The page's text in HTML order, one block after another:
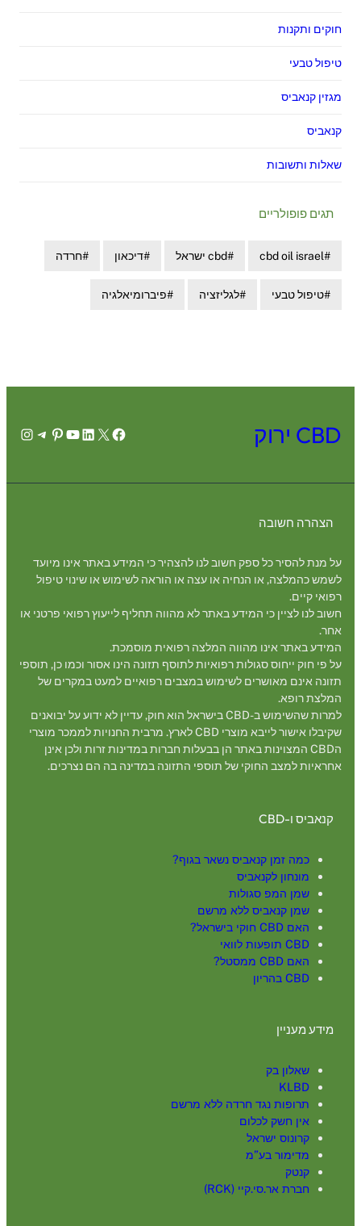
חוקים ותקנות
טיפול טבעי
מגזין קנאביס
קנאביס
שאלות ותשובות
תגים פופולריים
cbd oil israel cbd ישראל דיכאון חרדה
טיפול טבעי לגליזציה פיברומיאלגיה
CBD ירוק Facebook
X
LinkedIn
YouTube
Pinterest
הצהרה חשובה
על מנת להסיר כל ספק חשוב לנו להצהיר כי המידע באתר אינו מיועד
לשמש כהמלצה, או הנחיה או עצה או הוראה לשימוש או שינוי טיפול
רפואי קיים.
חשוב לנו לציין כי המידע באתר לא מהווה תחליף לייעוץ רפואי פרטני או
אחר.
המידע באתר אינו מהווה המלצה רפואית מוסמכת.
על פי חוק ייחוס סגולות רפואיות לתוסף תזונה הינו אסור וכמו כן, תוספי
תזונה אינם מאושרים לשימוש במצבים רפואיים למעט במקרים של
המלצת רופא.
למרות שהשימוש ב-CBD בישראל הוא חוק, עדיין לא ידוע על יבואנים
שקיבלו אישור לייבא מוצרי CBD לארץ. מרבית החנויות לממכר מוצרי
הCBD המצוינות באתר הן בבעלות חברות במדינות זרות ולכן אינן
אחראיות למצב החוקי של תוספי התזונה במדינה בה הם נצרכים.
קנאביס ו-CBD
כמה זמן קנאביס נשאר בגוף?
מונחון לקנאביס
שמן המפ סגולות
שמן קנאביס ללא מרשם
האם CBD חוקי בישראל?
CBD תופעות לוואי
האם CBD ממסטל?
CBD בהריון
מידע מעניין
שאלון בק
KLBD
תרופות נגד חרדה ללא מרשם
אין חשק לכלום
קרונוס ישראל
מדימור בע”מ
קנטק
חברת אר.סי.קיי (RCK)